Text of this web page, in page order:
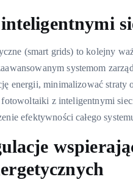
(smart grids) to kolejny
systemom
energii, minimalizować straty
z inteligentnymi
efektywności całego